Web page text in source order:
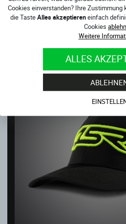
Cookies einverstanden? Ihre
die TasteAlles akzeptiereneinfach
Cookies
Weitere
ALLES
SCHILDKAPPE SKY
Sofort verfügbar